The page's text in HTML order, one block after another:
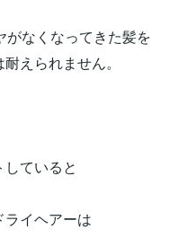
なくなってきた髪を
えられません。
ていると
イヘアーは